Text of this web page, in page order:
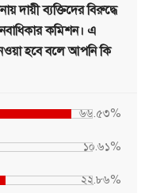
দায়ী ব্যক্তিদের বিরুদ্ধে
কমিশন। এ
হবে বলে আপনি কি
৬৬.৫৩%
১০.৬১%
২২.৮৬%